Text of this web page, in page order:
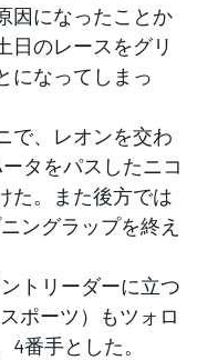
因になったことか
日のレースをグリ
になってしまっ
で、レオンを交わ
タをパスしたニコ
た。また後方では
ングラップを終え
トリーダーに立つ
ポーツ）もツォロ
番手とした。